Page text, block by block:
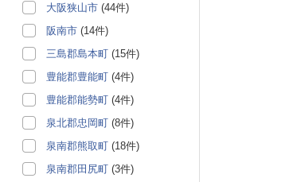
大阪狭山市 (44件)
阪南市 (14件)
三島郡島本町 (15件)
豊能郡豊能町 (4件)
豊能郡能勢町 (4件)
泉北郡忠岡町 (8件)
泉南郡熊取町 (18件)
泉南郡田尻町 (3件)